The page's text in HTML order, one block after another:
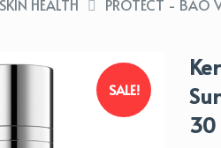
HEALTH PROTECT - BẢO
SALE!
30